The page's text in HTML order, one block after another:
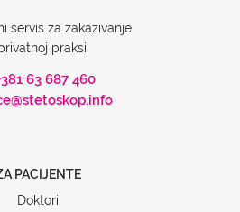
servis za zakazivanje
praksi.
63 687 460
PACIJENTE
Doktori